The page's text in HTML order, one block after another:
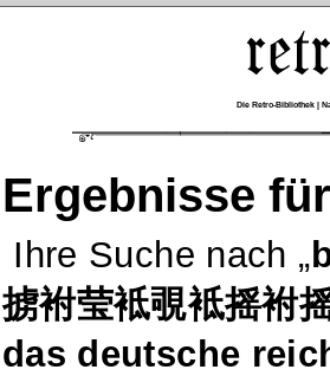
Die Retro-Bibliothek |
Ergebnisse
Ihre Suche nach
掳袝莹袛覗袛摇袝
das deutsche